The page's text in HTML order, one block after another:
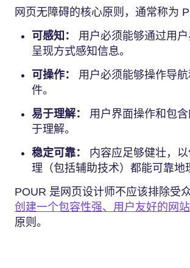
网页无障碍的核心原则，通常称为
可感知：
用户必须能够通过用
呈现方式感知信息。
可操作：
用户必须能够操作导
件。
易于理解：
用户界面操作和包
于理解。
稳定可靠：
内容应足够健壮，
理（包括辅助技术）都能可靠地
POUR 是网页设计师不应该排除受
创建一个包容性强、用户友好的网站
原则。